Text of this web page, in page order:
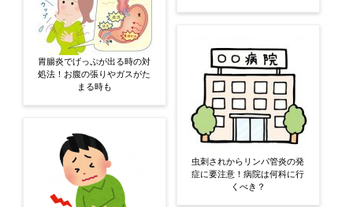
胃腸炎でげっぷが出る時の対
処法！お腹の張りやガスがた
まる時も
虫刺されからリンパ管炎の発
症に要注意！病院は何科に行
くべき？